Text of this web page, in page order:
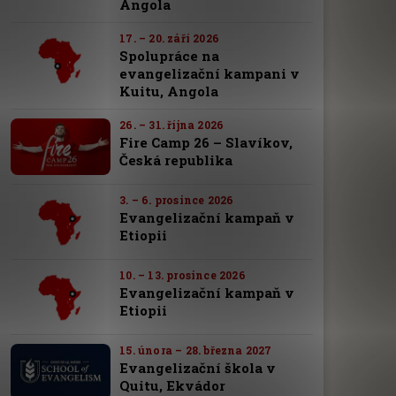
Angola
17. – 20. září 2026
Spolupráce na
evangelizační kampani v
Kuitu, Angola
26. – 31. října 2026
Fire Camp 26 – Slavíkov,
Česká republika
3. – 6. prosince 2026
Evangelizační kampaň v
Etiopii
10. – 13. prosince 2026
Evangelizační kampaň v
Etiopii
15. února – 28. března 2027
Evangelizační škola v
Quitu, Ekvádor